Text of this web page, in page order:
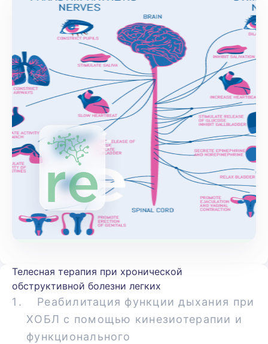
Телесная терапия при хронической
обструктивной болезни легких
Реабилитация функции дыхания при
ХОБЛ с помощью кинезиотерапии и
функционального